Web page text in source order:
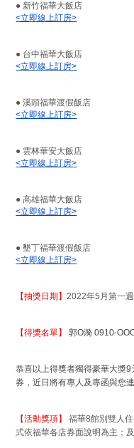
● 新竹福華大飯店
<立即線上訂房>
● 台中福華大飯店
<立即線上訂房>
● 溪頭福華渡假飯店
<立即線上訂房>
● 雲林華安大飯店
<立即線上訂房>
● 高雄福華大飯店
<立即線上訂房>
● 墾丁福華渡假飯店
<立即線上訂房>
【抽獎日期】2022年5月第一週
【得獎名單】郭O漪 0910-
恭喜以上得獎者獨得豪華大獎
券，近日將有專人及專函與您
【活動獎項】
福華8館別雙人
式依福華各店券面說明為主；